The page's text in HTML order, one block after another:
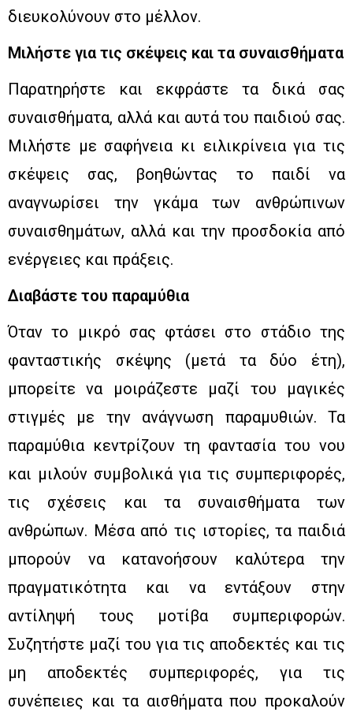
διευκολύνουν στο μέλλον.
Μιλήστε για τις σκέψεις και τα συναισθήματα
Παρατηρήστε και εκφράστε τα δικά σας
συναισθήματα, αλλά και αυτά του παιδιού σας.
Μιλήστε με σαφήνεια κι ειλικρίνεια για τις
σκέψεις σας, βοηθώντας το παιδί να
αναγνωρίσει την γκάμα των ανθρώπινων
συναισθημάτων, αλλά και την προσδοκία από
ενέργειες και πράξεις.
Διαβάστε του παραμύθια
Όταν το μικρό σας φτάσει στο στάδιο της
φανταστικής σκέψης (μετά τα δύο έτη),
μπορείτε να μοιράζεστε μαζί του μαγικές
στιγμές με την ανάγνωση παραμυθιών. Τα
παραμύθια κεντρίζουν τη φαντασία του νου
και μιλούν συμβολικά για τις συμπεριφορές,
τις σχέσεις και τα συναισθήματα των
ανθρώπων. Μέσα από τις ιστορίες, τα παιδιά
μπορούν να κατανοήσουν καλύτερα την
πραγματικότητα και να εντάξουν στην
αντίληψή τους μοτίβα συμπεριφορών.
Συζητήστε μαζί του για τις αποδεκτές και τις
μη αποδεκτές συμπεριφορές, για τις
συνέπειες και τα αισθήματα που προκαλούν